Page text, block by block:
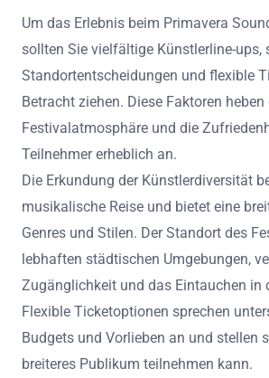
Um das Erlebnis beim Primavera
sollten Sie vielfältige Künstlerline-ups,
Standortentscheidungen und flexible
Betracht ziehen. Diese Faktoren heben
Festivalatmosphäre und die
Teilnehmer erheblich an.
Die Erkundung der Künstlerdiversität
musikalische Reise und bietet eine
Genres und Stilen. Der Standort des
lebhaften städtischen Umgebungen,
Zugänglichkeit und das Eintauchen in
Flexible Ticketoptionen sprechen
Budgets und Vorlieben an und stellen
breiteres Publikum teilnehmen kann.